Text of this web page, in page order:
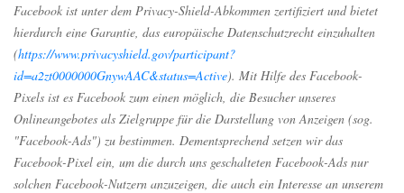
Facebook ist unter dem Privacy-Shield-Abkommen zertifiziert und bietet
hierdurch eine Garantie, das europäische Datenschutzrecht einzuhalten
(https://www.privacyshield.gov/participant?
id=a2zt0000000GnywAAC&status=Active). Mit Hilfe des Facebook-
Pixels ist es Facebook zum einen möglich, die Besucher unseres
Onlineangebotes als Zielgruppe für die Darstellung von Anzeigen (sog.
"Facebook-Ads") zu bestimmen. Dementsprechend setzen wir das
Facebook-Pixel ein, um die durch uns geschalteten Facebook-Ads nur
solchen Facebook-Nutzern anzuzeigen, die auch ein Interesse an unserem